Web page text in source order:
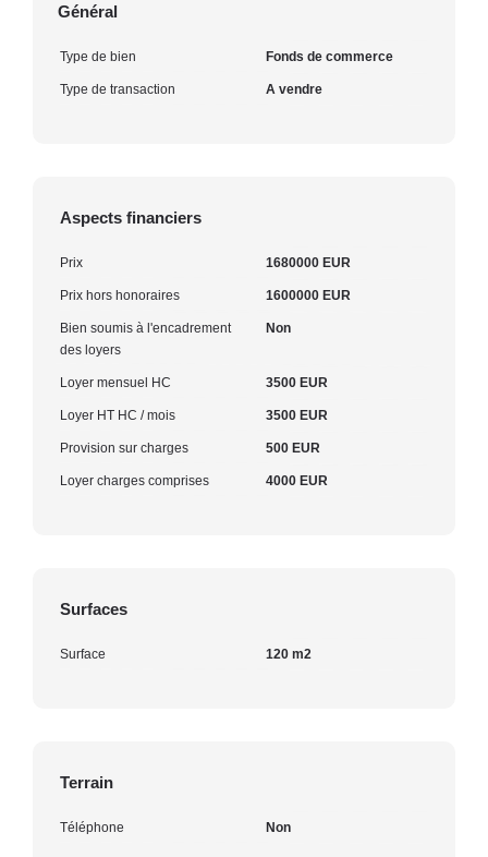
Général
Type de bien Fonds de commerce
Type de transaction A vendre
Aspects financiers
Prix 1680000 EUR
Prix hors honoraires 1600000 EUR
Bien soumis à l'encadrement
des loyers
Non
Loyer mensuel HC 3500 EUR
Loyer HT HC / mois 3500 EUR
Provision sur charges 500 EUR
Loyer charges comprises 4000 EUR
Surfaces
Surface 120 m2
Terrain
Téléphone Non